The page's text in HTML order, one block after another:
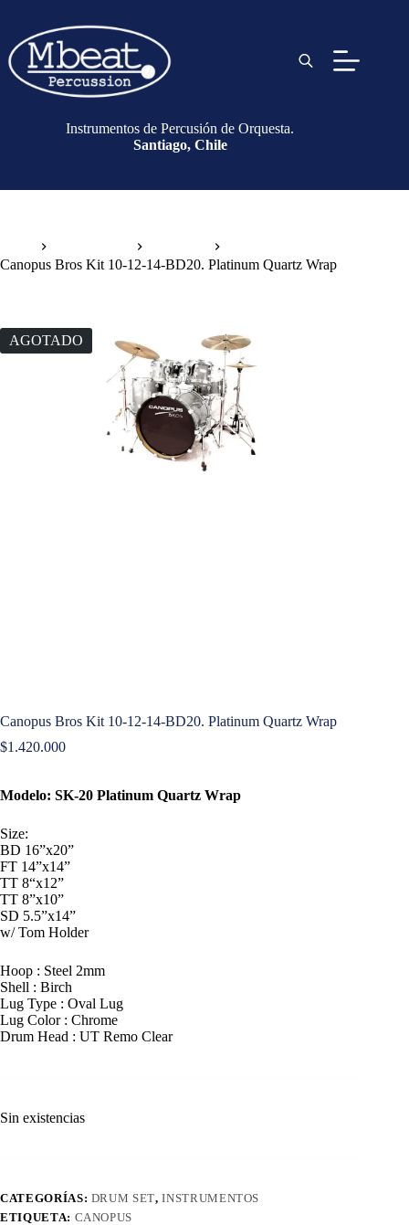
Instrumentos de Percusión de Orquesta.
Santiago, Chile
Canopus Bros Kit 10-12-14-BD20. Platinum Quartz Wrap
AGOTADO
Canopus Bros Kit 10-12-14-BD20. Platinum Quartz Wrap
$1.420.000
Modelo: SK-20 Platinum Quartz Wrap
Size:
BD 16”x20”
FT 14”x14”
TT 8“x12”
TT 8”x10”
SD 5.5”x14”
w/ Tom Holder
Hoop : Steel 2mm
Shell : Birch
Lug Type : Oval Lug
Lug Color : Chrome
Drum Head : UT Remo Clear
Sin existencias
CATEGORÍAS: DRUM SET,INSTRUMENTOS
ETIQUETA: CANOPUS